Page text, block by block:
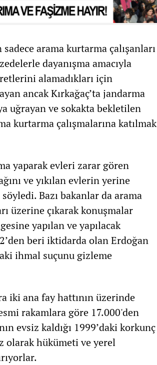
arama kurtarma çalışanları
dayanışma amacıyla
alamadıkları için
ancak Kırkağaç’ta jandarma
uğrayan ve sokakta bekletilen
kurtarma çalışmalarına katılmak
yaparak evleri zarar gören
ve yıkılan evlerin yerine
Bazı bakanlar da arama
üzerine çıkarak konuşmalar
yapılan ve yapılacak
beri iktidarda olan Erdoğan
ihmal suçunu gizleme
iki ana fay hattının üzerinde
rakamlara göre 17.000'den
evsiz kaldığı 1999’daki korkunç
olarak hükümeti ve yerel